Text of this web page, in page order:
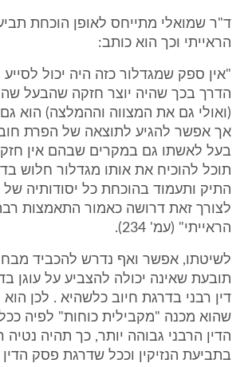
ד"ר שמואלי מתייחס לאופן הוכחת
הראייתי וכך הוא כותב:
"אין ספק שמגדלור כזה היה יכול
הדרך בכך שהיה יוצר חזקה שהבעל
(ואולי גם את המצווה וההמלצה) הוא גם
אך אפשר להגיע לתוצאה של הפרת
בעל לאשתו גם במקרים שבהם אין
תוכל להוכיח את אותו מגדלור חלוש
התיק ותעמוד בהוכחת כל יסודותיה של
לצורך זאת דרושה כאמור התאמצות
הראייתי" (עמ' 234).
לשיטתו, אפשר ואף נדרש להכביד
תובעת שאינה יכולה להצביע על עוגן
דין רבני בדרגת חיוב כלשהיא . לכן
שהוא מכנה "מקבילית כוחות" לפיה
הדין הרבני גבוהה יותר, כך תהיה נטיה
בתביעת הנזיקין וככל שדרגת פסק הדין